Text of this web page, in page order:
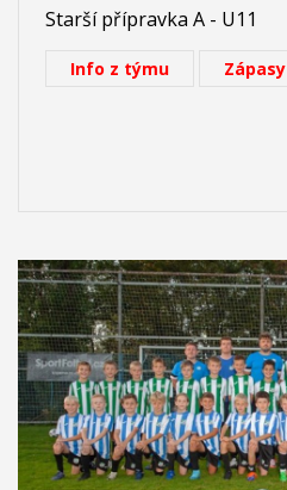
Starší přípravka A - U11
Info z týmu Zápasy